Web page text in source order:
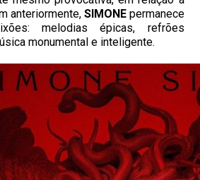
anteriormente, SIMONE permanece
melodias épicas, refrões
monumental e inteligente.